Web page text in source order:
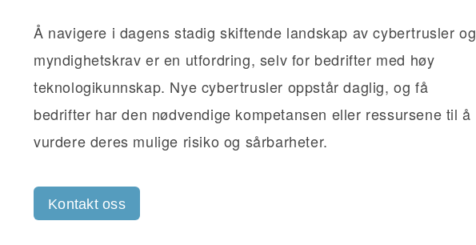
Å navigere i dagens stadig skiftende landskap av cybertrusler og
myndighetskrav er en utfordring, selv for bedrifter med høy
teknologikunnskap. Nye cybertrusler oppstår daglig, og få
bedrifter har den nødvendige kompetansen eller ressursene til å
vurdere deres mulige risiko og sårbarheter.
Kontakt oss